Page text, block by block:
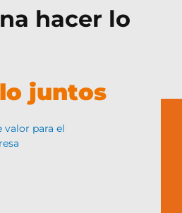
hacer lo
juntos
valor para el